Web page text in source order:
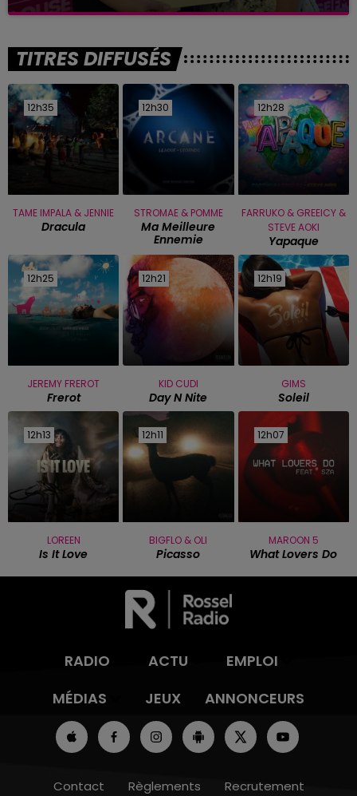
TITRES DIFFUSÉS
12h35
12h35
TAME IMPALA & JENNIE
Dracula
12h30
12h30
STROMAE & POMME
Ma Meilleure
Ennemie
12h28
12h28
FARRUKO & GREEICY &
STEVE AOKI
Yapaque
12h25
12h25
JEREMY FREROT
Frerot
12h21
12h21
KID CUDI
Day N Nite
12h19
12h19
GIMS
Soleil
12h13
12h13
LOREEN
Is It Love
12h11
12h11
BIGFLO & OLI
Picasso
12h07
12h07
MAROON 5
What Lovers Do
RADIO ACTU
EMPLOI
MÉDIAS
JEUX ANNONCEURS
Contact Règlements Recrutement